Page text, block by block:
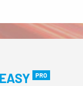
EASY PRO